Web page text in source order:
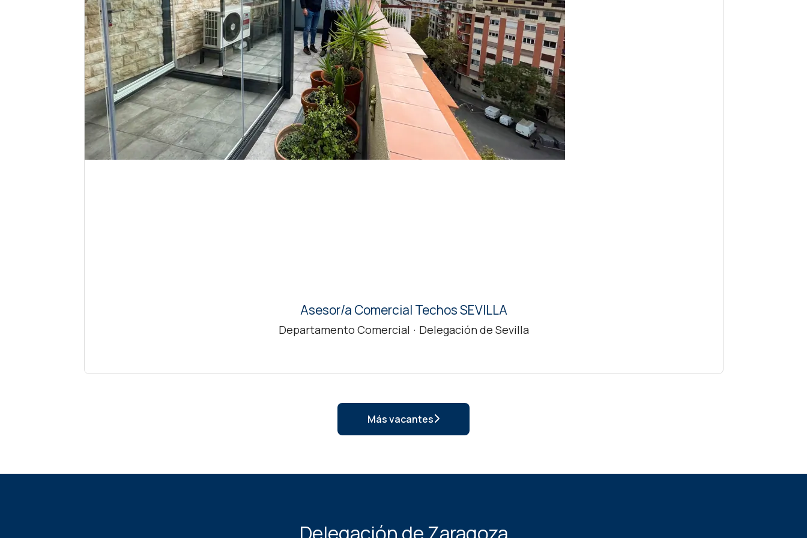
Asesor/a Comercial Techos SEVILLA
Departamento Comercial · Delegación de Sevilla
Más vacantes